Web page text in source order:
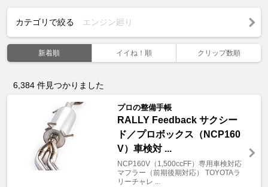
カテゴリで絞る エンジン廻り
新着順 イイね！順 クリップ数順
6,384 件見つかりました
プロの整備手帳
RALLY Feedback サクシー
ド／プロボックス（NCP160
V）車検対 ...
NCP160V（1,500ccFF）専用車検対応
マフラー（前期後期対応） TOYOTAラ
リーチャレ ...